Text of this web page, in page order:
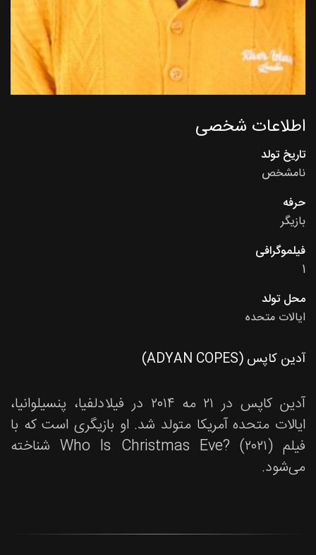
اطلاعات شخصی
تاریخ تولد
نامشخص
حرفه
بازیگر
فیلموگرافی
1
محل تولد
ایالات متحده
آدین کاپس (ADYAN COPES)
آدین کاپس در ۲۱ مه ۲۰۱۴ در فیلادلفیا، پنسیلوانیا،
ایالات متحده آمریکا متولد شد. او بازیگری است که با
فیلم Who Is Christmas Eve? (۲۰۲۱) شناخته
می‌شود.